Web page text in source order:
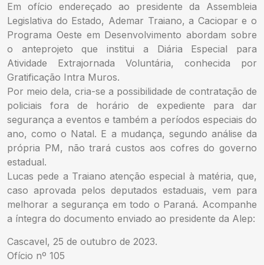
Em ofício endereçado ao presidente da Assembleia
Legislativa do Estado, Ademar Traiano, a Caciopar e o
Programa Oeste em Desenvolvimento abordam sobre
o anteprojeto que institui a Diária Especial para
Atividade Extrajornada Voluntária, conhecida por
Gratificação Intra Muros.
Por meio dela, cria-se a possibilidade de contratação de
policiais fora de horário de expediente para dar
segurança a eventos e também a períodos especiais do
ano, como o Natal. E a mudança, segundo análise da
própria PM, não trará custos aos cofres do governo
estadual.
Lucas pede a Traiano atenção especial à matéria, que,
caso aprovada pelos deputados estaduais, vem para
melhorar a segurança em todo o Paraná. Acompanhe
a íntegra do documento enviado ao presidente da Alep:
Cascavel, 25 de outubro de 2023.
Ofício nº 105